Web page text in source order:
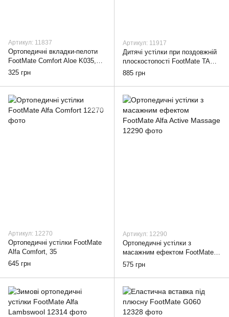
Артикул: 11837
Ортопедичні вкладки-пелоти
FootMate Comfort Aloe K035,
35-36
325 грн
Артикул: 11917
Дитячі устілки при поздовжній
плоскостопості FootMate TAU,
16-20
885 грн
Артикул: 12270
Ортопедичні устілки FootMate
Alfa Comfort, 35
645 грн
Артикул: 12290
Ортопедичні устілки з
масажним ефектом FootMate
Alfa Active Massage, 35
575 грн